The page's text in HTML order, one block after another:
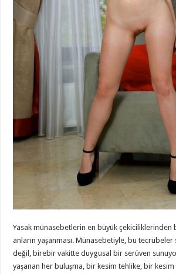
Yasak münasebetlerin en büyük
anların yaşanması. Münasebetiyle, bu
değil, birebir vakitte duygusal bir serüven
yaşanan her buluşma, bir kesim tehlike, bir kesim